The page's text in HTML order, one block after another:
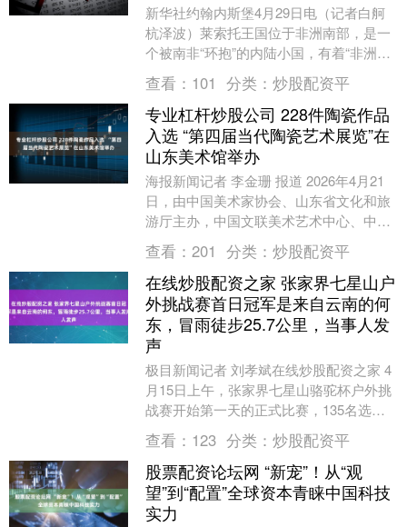
新华社约翰内斯堡4月29日电（记者白舸
杭泽波）莱索托王国位于非洲南部，是一
个被南非“环抱”的内陆小国，有着“非洲秘
境”之称，曾被美国总统特朗普调侃为“没
人知道....
查看： 101 分类： 炒股配资平
专业杠杆炒股公司 228件陶瓷作品
入选 “第四届当代陶瓷艺术展览”在
山东美术馆举办
海报新闻记者 李金珊 报道 2026年4月21
日，由中国美术家协会、山东省文化和旅
游厅主办，中国文联美术艺术中心、中国
美术家协会陶瓷艺术委员会、山东美术馆
承办的....
查看： 201 分类： 炒股配资平
在线炒股配资之家 张家界七星山户
外挑战赛首日冠军是来自云南的何
东，冒雨徒步25.7公里，当事人发
声
极目新闻记者 刘孝斌在线炒股配资之家 4
月15日上午，张家界七星山骆驼杯户外挑
战赛开始第一天的正式比赛，135名选手
需要负重徒步25.7公里。15日上午11时
2....
查看： 123 分类： 炒股配资平
股票配资论坛网 “新宠”！从“观
望”到“配置”全球资本青睐中国科技
实力